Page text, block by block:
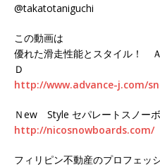
@takatotaniguchi
この動画は
優れた滑走性能とスタイル！
Ｄ
http://www.advance-j.com/
Ｎew Style セパレートスノー
http://nicosnowboards.com/
フィリピン不動産のプロフェッ